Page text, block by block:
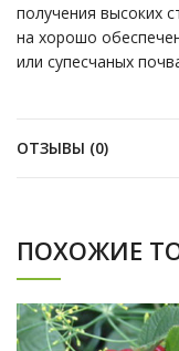
получения высоких
на хорошо
или супесчаных
ОТЗЫВЫ (0)
ПОХОЖИЕ